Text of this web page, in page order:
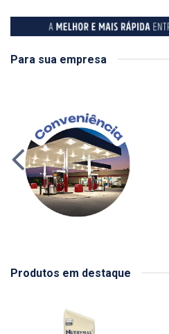
Para sua empresa
Produtos em destaque